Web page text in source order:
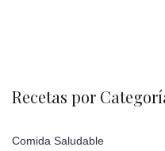
Recetas por
Comida Saludable